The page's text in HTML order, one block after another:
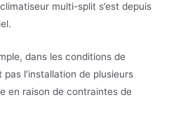
multi-split s’est depuis
dans les conditions de
l’installation de plusieurs
en raison de contraintes de